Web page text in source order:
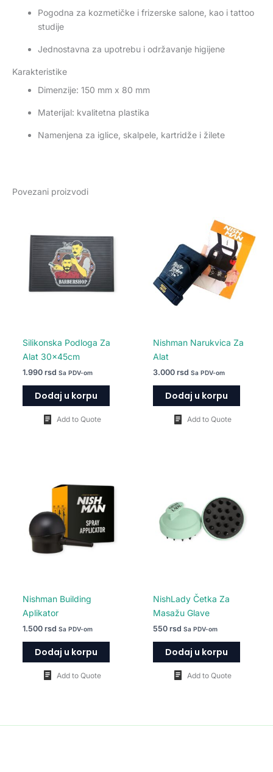
Pogodna za kozmetičke i frizerske salone, kao i tattoo
studije
Jednostavna za upotrebu i održavanje higijene
Karakteristike
Dimenzije: 150 mm x 80 mm
Materijal: kvalitetna plastika
Namenjena za iglice, skalpele, kartridže i žilete
Povezani proizvodi
Silikonska Podloga Za
Alat 30x45cm
1.990 rsd Sa PDV-om
Dodaj u korpu
Add to Quote
Nishman Narukvica Za
Alat
3.000 rsd Sa PDV-om
Dodaj u korpu
Add to Quote
Nishman Building
Aplikator
1.500 rsd Sa PDV-om
Dodaj u korpu
Add to Quote
NishLady Četka Za
Masažu Glave
550 rsd Sa PDV-om
Dodaj u korpu
Add to Quote